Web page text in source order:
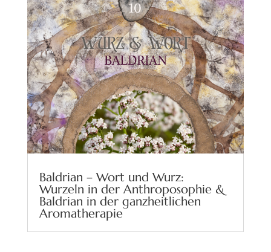
Baldrian – Wort und Wurz:
Wurzeln in der Anthroposophie &
Baldrian in der ganzheitlichen
Aromatherapie